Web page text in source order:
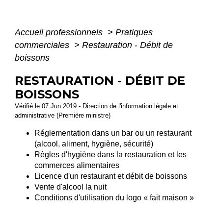
Accueil professionnels > Pratiques
commerciales > Restauration - Débit de
boissons
RESTAURATION - DÉBIT DE
BOISSONS
Vérifié le 07 Jun 2019 - Direction de l'information légale et
administrative (Première ministre)
Réglementation dans un bar ou un restaurant
(alcool, aliment, hygiène, sécurité)
Règles d'hygiène dans la restauration et les
commerces alimentaires
Licence d'un restaurant et débit de boissons
Vente d'alcool la nuit
Conditions d'utilisation du logo « fait maison »